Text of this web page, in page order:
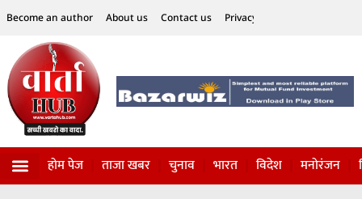
Become an author About us Contact us Privacy Policy
होम पेज ताजा खबर चुनाव भारत विदेश मनोरंजन